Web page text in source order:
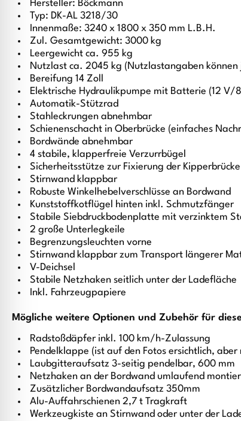
Hersteller: Böckmann
Typ: DK-AL 3218/30
Innenmaße: 3240 x 1800 x 350 mm L.B.H.
Zul. Gesamtgewicht: 3000 kg
Leergewicht ca. 955 kg
Nutzlast ca. 2045 kg (Nutzlastangaben
Bereifung 14 Zoll
Elektrische Hydraulikpumpe mit Batterie (12 V/
Automatik-Stützrad
Stahleckrungen abnehmbar
Schienenschacht in Oberbrücke (einfaches
Bordwände abnehmbar
4 stabile, klapperfreie Verzurrbügel
Sicherheitsstütze zur Fixierung der
Stirnwand klappbar
Robuste Winkelhebelverschlüsse an Bordwand
Kunststoffkotflügel hinten inkl. Schmutzfänger
Stabile Siebdruckbodenplatte mit verzinktem
2 große Unterlegkeile
Begrenzungsleuchten vorne
Stirnwand klappbar zum Transport längerer
V-Deichsel
Stabile Netzhaken seitlich unter der Ladefläche
Inkl. Fahrzeugpapiere
Mögliche weitere Optionen und Zubehör für
Radstoßdäpfer inkl. 100 km/h-Zulassung
Pendelklappe (ist auf den Fotos ersichtlich,
Laubgitteraufsatz 3-seitig pendelbar, 600 mm
Netzhaken an der Bordwand umlaufend
Zusätzlicher Bordwandaufsatz 350mm
Alu-Auffahrschienen 2,7 t Tragkraft
Werkzeugkiste an Stirnwand oder unter der